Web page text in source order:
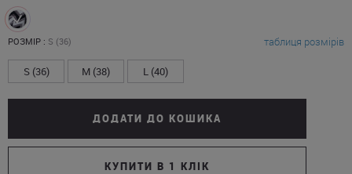
РОЗМІР : S (36) таблиця розмірів
S (36) M (38) L (40)
ДОДАТИ ДО КОШИКА
КУПИТИ В 1 КЛІК